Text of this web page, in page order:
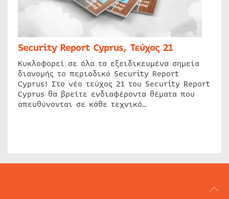
Security Report Cyprus, Τεύχος 21
Κυκλοφορεί σε όλα τα εξειδικευμένα σημεία
διανομής το περιοδικό Security Report
Cyprus! Στο νέο τεύχος 21 του Security Report
Cyprus θα βρείτε ενδιαφέροντα θέματα που
απευθύνονται σε κάθε τεχνικό…